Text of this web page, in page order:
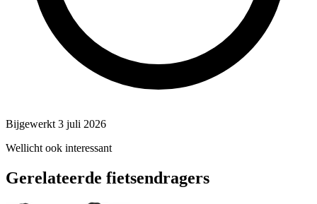
Bijgewerkt 3 juli 2026
Wellicht ook interessant
Gerelateerde fietsendragers